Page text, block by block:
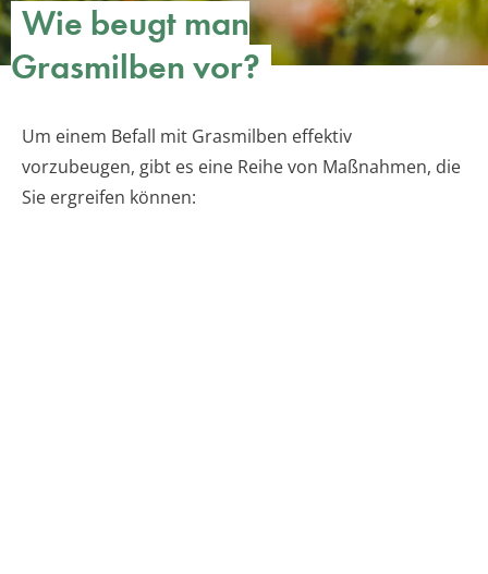
Wie beugt man
Grasmilben vor?
Um einem Befall mit Grasmilben effektiv
vorzubeugen, gibt es eine Reihe von Maßnahmen, die
Sie ergreifen können: